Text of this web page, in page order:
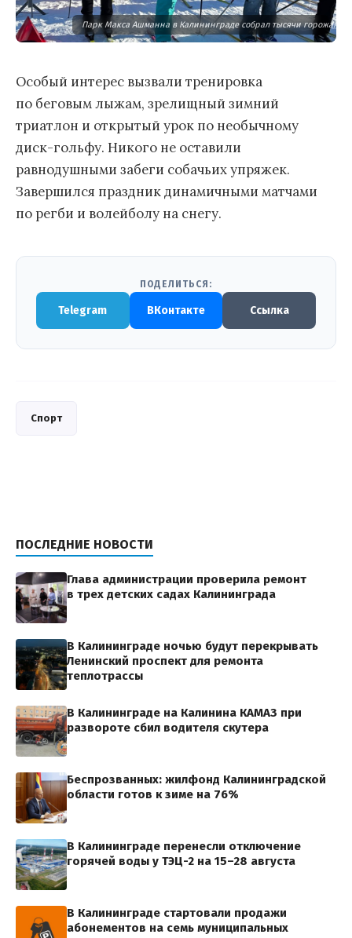
Парк Макса Ашманна в Калининграде собрал тысячи горожан
Особый интерес вызвали тренировка
по беговым лыжам, зрелищный зимний
триатлон и открытый урок по необычному
диск-гольфу. Никого не оставили
равнодушными забеги собачьих упряжек.
Завершился праздник динамичными матчами
по регби и волейболу на снегу.
ПОДЕЛИТЬСЯ:
Telegram ВКонтакте Ссылка
Спорт
ПОСЛЕДНИЕ НОВОСТИ
Глава администрации проверила ремонт
в трех детских садах Калининграда
В Калининграде ночью будут перекрывать
Ленинский проспект для ремонта
теплотрассы
В Калининграде на Калинина КАМАЗ при
развороте сбил водителя скутера
Беспрозванных: жилфонд Калининградской
области готов к зиме на 76%
В Калининграде перенесли отключение
горячей воды у ТЭЦ-2 на 15–28 августа
В Калининграде стартовали продажи
абонементов на семь муниципальных